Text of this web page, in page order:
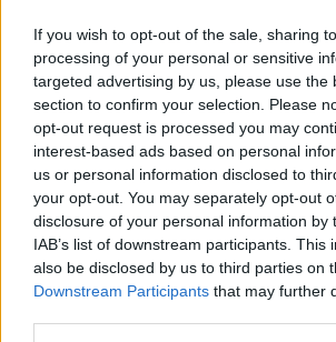
If you wish to opt-out of the sale, sharing
processing of your personal or sensitive
targeted advertising by us, please use the
section to confirm your selection. Please
opt-out request is processed you may
interest-based ads based on personal
us or personal information disclosed to
your opt-out. You may separately opt-out
disclosure of your personal information by
IAB’s list of downstream participants. This
also be disclosed by us to third parties on
Downstream Participants that may further
ΔΕΙΤΕ ΕΠΙΣΗΣ
ΣΤΗΝ ΙΔΙΑ ΚΑΤΗΓΟΡΙΑ
Εντοπίστηκε
μέτρων στη
διέλευση
μεταναστών
Λευκορωσία
ΧΤΕΣ
Λιθουανοί
μεταναστών που